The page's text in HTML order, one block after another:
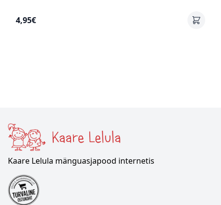
4,95€
Kaare Lelula mänguasjapood internetis